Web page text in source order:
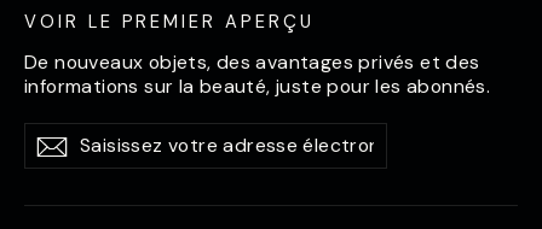
VOIR LE PREMIER APERÇU
De nouveaux objets, des avantages privés et des
informations sur la beauté, juste pour les abonnés.
Saisissez
votre
électronique
S'abonner
S'abonner